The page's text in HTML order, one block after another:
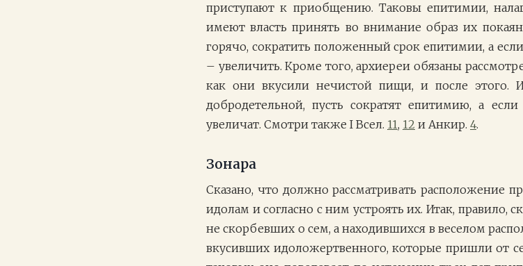
приступают к приобщению. Таковы епитимии,
имеют власть принять во внимание образ их
горячо, сократить положенный срок епитимии, а
– увеличить. Кроме того, архиереи обязаны
как они вкусили нечистой пищи, и после этого.
добродетельной, пусть сократят епитимию, а
увеличат. Смотри также I Всел. 11, 12 и Анкир. 4.
Зонара
Сказано, что должно рассматривать
идолам и согласно с ним устроять их. Итак, правило,
не скорбевших о сем, а находившихся в веселом
вкусивших идоложертвенного, которые пришли от